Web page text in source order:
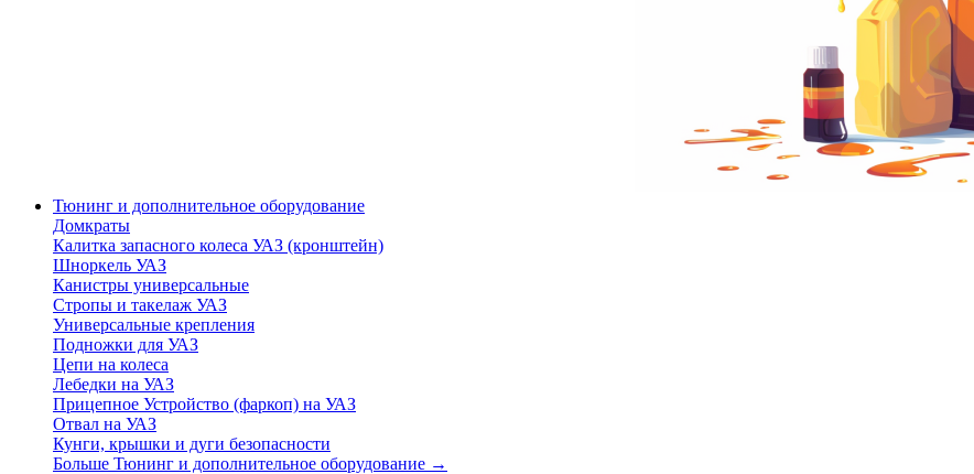
Тюнинг и дополнительное оборудование
Домкраты
Калитка запасного колеса УАЗ (кронштейн)
Шноркель УАЗ
Канистры универсальные
Стропы и такелаж УАЗ
Универсальные крепления
Подножки для УАЗ
Цепи на колеса
Лебедки на УАЗ
Прицепное Устройство (фаркоп) на УАЗ
Отвал на УАЗ
Кунги, крышки и дуги безопасности
Больше Тюнинг и дополнительное оборудование →